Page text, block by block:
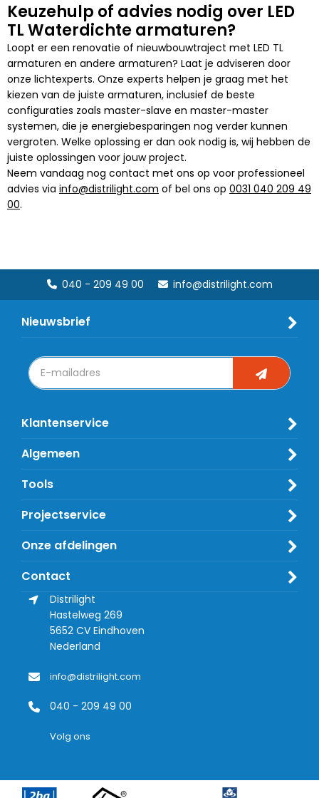
Keuzehulp of advies nodig over LED
TL Waterdichte armaturen?
Loopt er een renovatie of nieuwbouwtraject met LED TL
armaturen en andere armaturen? Laat je adviseren door
onze lichtexperts. Onze experts helpen je graag met het
kiezen van de juiste armaturen, inclusief de beste
configuraties zoals master-slave en master-master
systemen, die je energiebesparingen nog verder kunnen
vergroten. Welke oplossing er dan ook nodig is, wij hebben de
juiste oplossingen voor jouw project.
Neem vandaag nog contact met ons op voor professioneel
advies via info@distrilight.com of bel ons op 0031 040 209 49
00.
040 - 209 49 00 info@distrilight.com
Nieuwsbrief
Klantenservice
Algemeen
Tools
Projectservice
Onze afdelingen
Contact
Distrilight
Hastelweg 269
5652 CV Eindhoven
Nederland
info@distrilight.com
040 - 209 49 00
Volg ons